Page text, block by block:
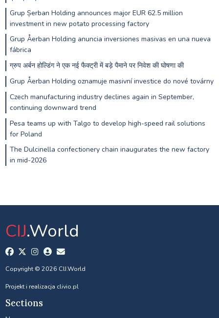
Grup Șerban Holding announces major EUR 62.5 million
investment in new potato processing factory
Grup Åerban Holding anuncia inversiones masivas en una nueva
fábrica
ग्रुप अर्बन होल्डिंग ने एक नई फैक्ट्री में बड़े पैमाने पर निवेश की घोषणा की
Grup Åerban Holding oznamuje masivní investice do nové továrny
Czech manufacturing industry declines again in September,
continuing downward trend
Pesa teams up with Talgo to develop high-speed rail solutions
for Poland
The Dulcinella confectionery chain inaugurates the new factory
in mid-2026
CIJ.World
Copyright © 2026 CIJ.World
Projekt i realizacja clivio.pl
Sections